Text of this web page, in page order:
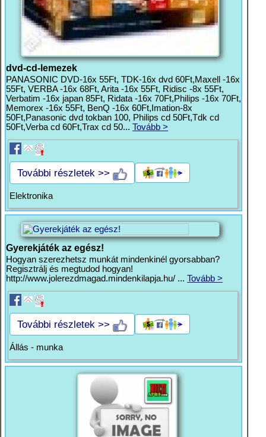
dvd-cd-lemezek
PANASONIC DVD-16x 55Ft, TDK-16x dvd 60Ft,Maxell -16x
55Ft, VERBA -16x 68Ft, Arita -16x 55Ft, Ridisc -8x 55Ft,
Verbatim -16x japan 85Ft, Ridata -16x 70Ft,Philips -16x 70Ft,
Memorex -16x 55Ft, BenQ -16x 60Ft,Imation-8x
50Ft,Panasonic dvd tokban 100, Philips cd 50Ft,Tdk cd
50Ft,Verba cd 60Ft,Trax cd 50... Tovább >
További részletek >>
Elektronika
Gyerekjáték az egész!
Hogyan szerezhetsz munkát mindenkinél gyorsabban?
Regisztrálj és megtudod hogyan!
http://www.jolerezdmagad.mindenkilapja.hu/ ... Tovább >
További részletek >>
Állás - munka